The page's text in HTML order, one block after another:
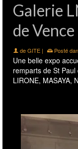
Galerie
de Vence
deGITE | Posté
Une belle expo
remparts de St
LIRONE, MASAYA,